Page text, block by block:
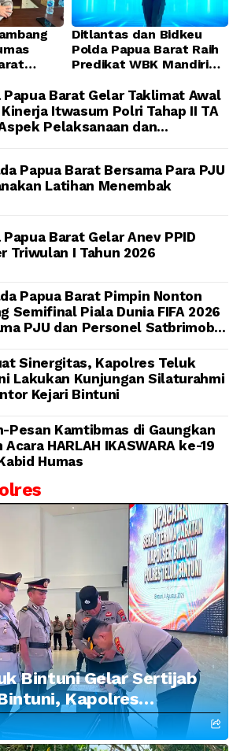
Ditlantas dan Bidkeu
Polda Papua Barat Raih
Predikat WBK Mandiri
Wujudkan Pelayanan
Bersih dan Berintegritas
Papua Barat Gelar Taklimat Awal
Itwasum Polri Tahap II TA
Pelaksanaan dan
Papua Barat Bersama Para PJU
Latihan Menembak
Papua Barat Gelar Anev PPID
Triwulan I Tahun 2026
Papua Barat Pimpin Nonton
Semifinal Piala Dunia FIFA 2026
PJU dan Personel Satbrimob
Sinergitas, Kapolres Teluk
Lakukan Kunjungan Silaturahmi
Kejari Bintuni
Pesan Kamtibmas di Gaungkan
Acara HARLAH IKASWARA ke-19
Humas
Bintuni Gelar Sertijab
Kapolres
dan
Sinergitas